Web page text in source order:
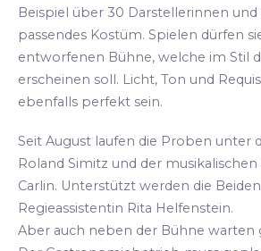
Beispiel über 30 Darstellerinnen und
passendes Kostüm. Spielen dürfen
entworfenen Bühne, welche im Stil
erscheinen soll. Licht, Ton und
ebenfalls perfekt sein.
Seit August laufen die Proben unter
Roland Simitz und der
Carlin. Unterstützt werden die
Regieassistentin Rita Helfenstein.
Aber auch neben der Bühne warten